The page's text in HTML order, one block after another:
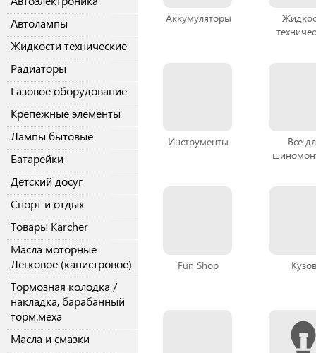
Автолампы
Жидкости технические
Радиаторы
Газовое оборудование
Крепежные элементы
Лампы бытовые
Батарейки
Детский досуг
Спорт и отдых
Товары Karcher
Масла моторные
Легковое (канистровое)
Тормозная колодка /
накладка, барабанный
торм.меха
Масла и смазки
Аккумуляторы
Инструменты
Все
Fun Shop Кузов